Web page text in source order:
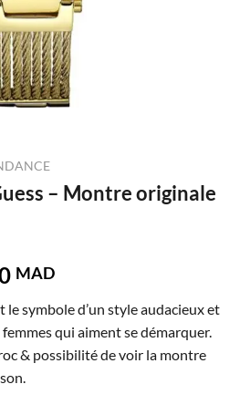
– Montre originale
:
MAD.
MADLe
actuel
est :
1.490 MAD.
le symbole d’un style audacieux et
qui aiment se démarquer.
& possibilité de voir la montre